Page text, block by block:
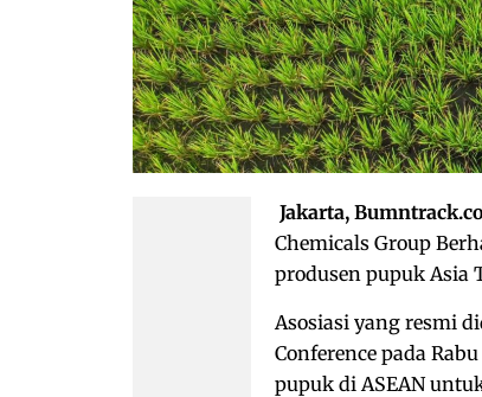
Jakarta,
Chemicals Group
produsen pupuk Asia
Asosiasi yang resmi
Conference pada
pupuk di ASEAN